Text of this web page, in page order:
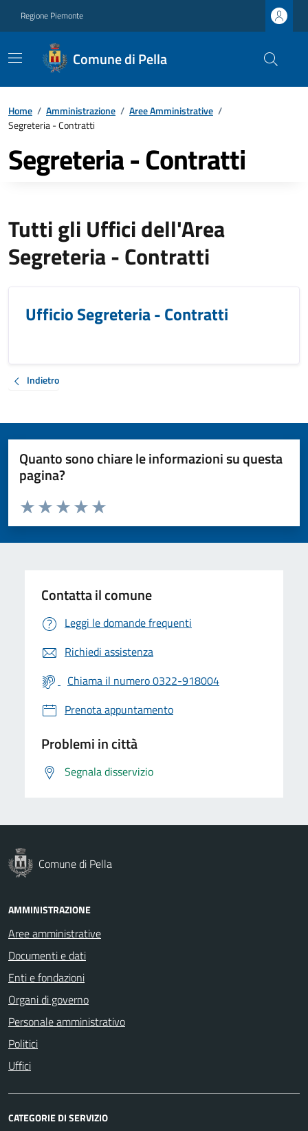
Regione Piemonte
Comune di Pella
Home / Amministrazione / Aree Amministrative /
Segreteria - Contratti
Segreteria - Contratti
Tutti gli Uffici dell'Area
Segreteria - Contratti
Ufficio Segreteria - Contratti
Indietro
Quanto sono chiare le informazioni su questa
pagina?
Valuta da 1 a 5 stelle la pagina
Valuta 5 stelle su 5
Valuta 4 stelle su 5
Valuta 3 stelle su 5
Valuta 2 stelle su 5
Valuta 1 stelle su 5
Contatta il comune
Leggi le domande frequenti
Richiedi assistenza
Chiama il numero 0322-918004
Prenota appuntamento
Problemi in città
Segnala disservizio
Comune di Pella
AMMINISTRAZIONE
Aree amministrative
Documenti e dati
Enti e fondazioni
Organi di governo
Personale amministrativo
Politici
Uffici
CATEGORIE DI SERVIZIO